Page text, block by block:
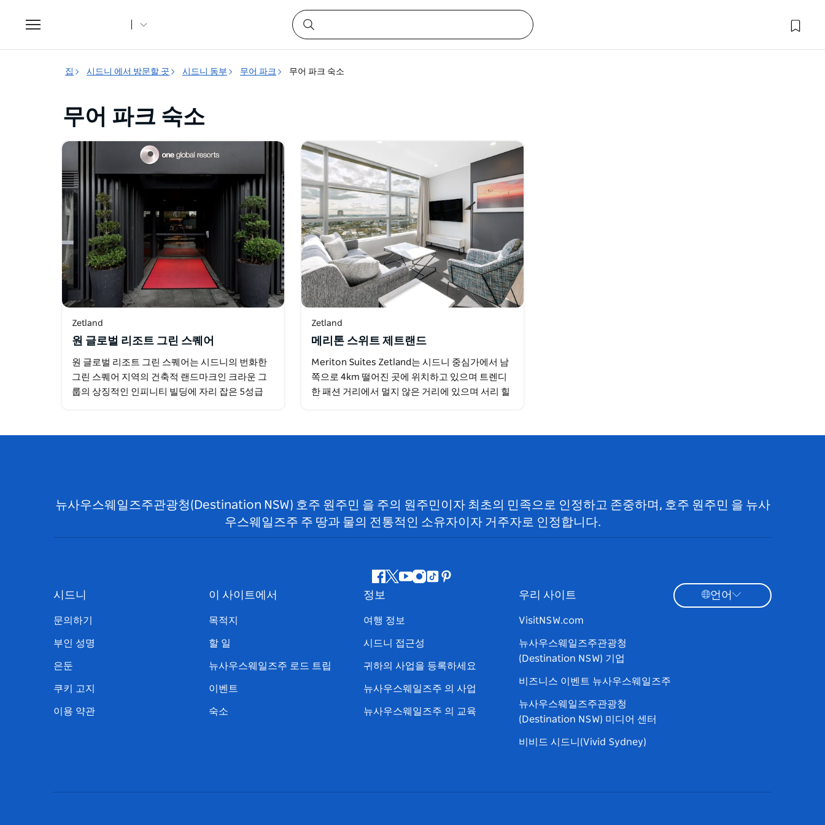
Toggle
navigation
집 시드니 에서 방문할 곳 시드니 동부 무어 파크 무어 파크 숙소
무어 파크 숙소
Zetland
원 글로벌 리조트 그린 스퀘어
원 글로벌 리조트 그린 스퀘어는 시드니의 번화한
그린 스퀘어 지역의 건축적 랜드마크인 크라운 그
룹의 상징적인 인피니티 빌딩에 자리 잡은 5성급
Zetland
메리톤 스위트 제트랜드
Meriton Suites Zetland는 시드니 중심가에서 남
쪽으로 4km 떨어진 곳에 위치하고 있으며 트렌디
한 패션 거리에서 멀지 않은 거리에 있으며 서리 힐
뉴사우스웨일즈주관광청(Destination NSW) 호주 원주민 을 주의 원주민이자 최초의 민족으로 인정하고 존중하며, 호주 원주민 을 뉴사
우스웨일즈주 주 땅과 물의 전통적인 소유자이자 거주자로 인정합니다.
페
이
지 유 인
램
틱
핀
시드니
문의하기
부인 성명
은둔
쿠키 고지
이용 약관
이 사이트에서
목적지
할 일
뉴사우스웨일즈주 로드 트립
이벤트
숙소
정보
여행 정보
시드니 접근성
귀하의 사업을 등록하세요
뉴사우스웨일즈주 의 사업
뉴사우스웨일즈주 의 교육
우리 사이트
VisitNSW.com
뉴사우스웨일즈주관광청
(Destination NSW) 기업
비즈니스 이벤트 뉴사우스웨일즈주
뉴사우스웨일즈주관광청
(Destination NSW) 미디어 센터
비비드 시드니(Vivid Sydney)
언어